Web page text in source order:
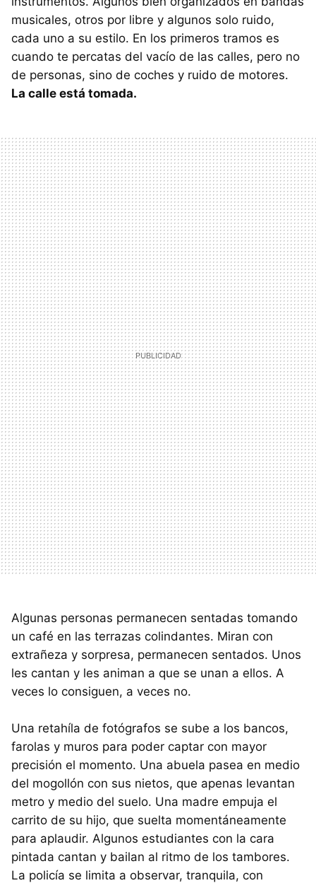
musicales, otros por libre y algunos solo ruido,
cada uno a su estilo. En los primeros tramos es
cuando te percatas del vacío de las calles, pero no
de personas, sino de coches y ruido de motores.
La calle está tomada.
Algunas personas permanecen sentadas tomando
un café en las terrazas colindantes. Miran con
extrañeza y sorpresa, permanecen sentados. Unos
les cantan y les animan a que se unan a ellos. A
veces lo consiguen, a veces no.
Una retahíla de fotógrafos se sube a los bancos,
farolas y muros para poder captar con mayor
precisión el momento. Una abuela pasea en medio
del mogollón con sus nietos, que apenas levantan
metro y medio del suelo. Una madre empuja el
carrito de su hijo, que suelta momentáneamente
para aplaudir. Algunos estudiantes con la cara
pintada cantan y bailan al ritmo de los tambores.
La policía se limita a observar, tranquila, con